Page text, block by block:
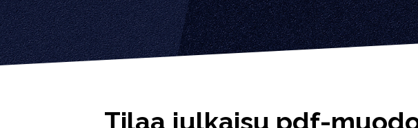
Tilaa julkaisu pdf-